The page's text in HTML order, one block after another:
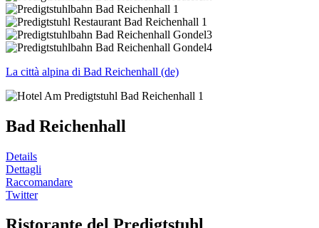
La città alpina di Bad Reichenhall (de)
Bad Reichenhall
Details
Dettagli
Raccomandare
Twitter